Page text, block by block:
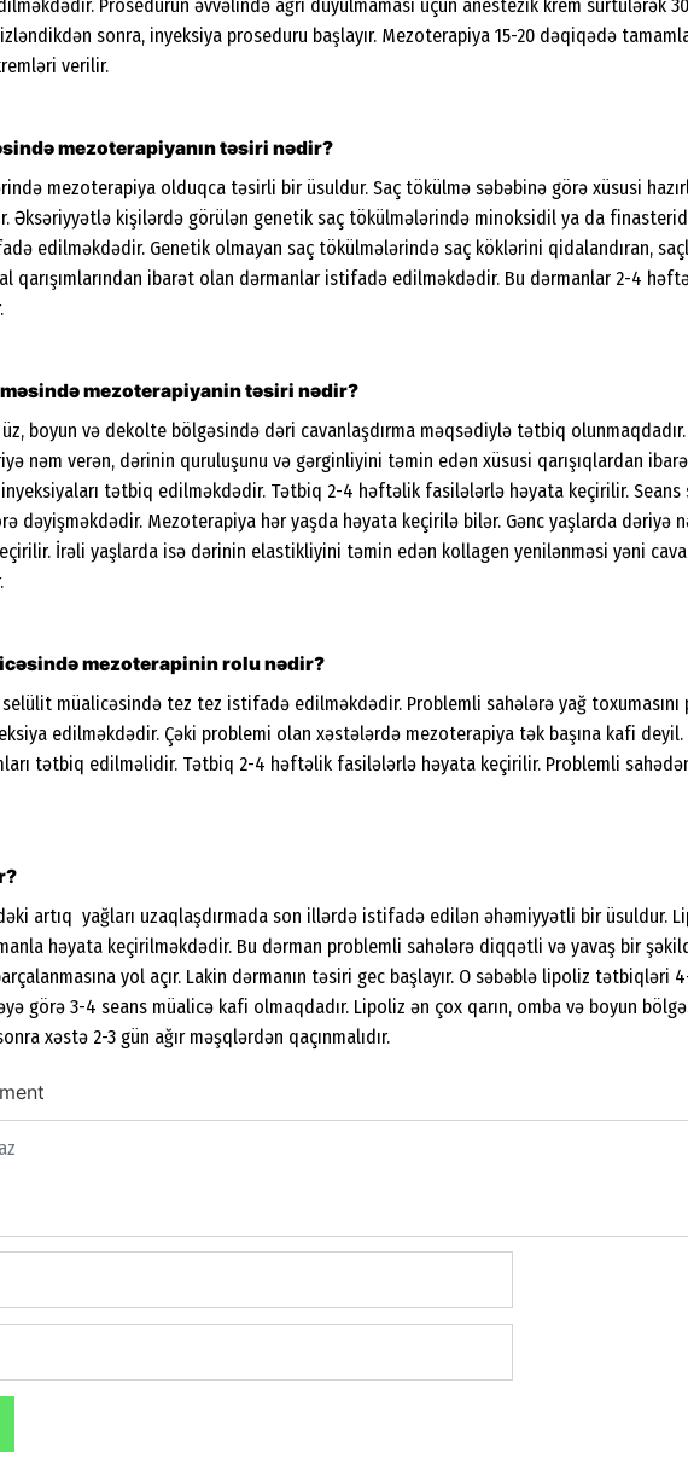
Prosedurun əvvəlində ağrı duyulmaması üçün anestezik krem sürtülərək
sonra, inyeksiya proseduru başlayır. Mezoterapiya 15-20 dəqiqədə
verilir.
mezoterapiyanın təsiri nədir?
mezoterapiya olduqca təsirli bir üsuldur. Saç tökülmə səbəbinə görə xüsusi
Əksəriyyətlə kişilərdə görülən genetik saç tökülmələrində minoksidil ya da
edilməkdədir. Genetik olmayan saç tökülmələrində saç köklərini qidalandıran,
qarışımlarından ibarət olan dərmanlar istifadə edilməkdədir. Bu dərmanlar 2-4
mezoterapiyanin təsiri nədir?
boyun və dekolte bölgəsində dəri cavanlaşdırma məqsədiylə tətbiq
nəm verən, dərinin quruluşunu və gərginliyini təmin edən xüsusi qarışıqlardan
tətbiq edilməkdədir. Tətbiq 2-4 həftəlik fasilələrlə həyata keçirilir. Seans
dəyişməkdədir. Mezoterapiya hər yaşda həyata keçirilə bilər. Gənc yaşlarda dəriyə
İrəli yaşlarda isə dərinin elastikliyini təmin edən kollagen yenilənməsi yəni
mezoterapinin rolu nədir?
müalicəsində tez tez istifadə edilməkdədir. Problemli sahələrə yağ toxumasını
edilməkdədir. Çəki problemi olan xəstələrdə mezoterapiya tək başına kafi
tətbiq edilməlidir. Tətbiq 2-4 həftəlik fasilələrlə həyata keçirilir. Problemli
artıq yağları uzaqlaşdırmada son illərdə istifadə edilən əhəmiyyətli bir
həyata keçirilməkdədir. Bu dərman problemli sahələrə diqqətli və yavaş bir
yol açır. Lakin dərmanın təsiri gec başlayır. O səbəblə lipoliz
görə 3-4 seans müalicə kafi olmaqdadır. Lipoliz ən çox qarın, omba və boyun
xəstə 2-3 gün ağır məşqlərdən qaçınmalıdır.